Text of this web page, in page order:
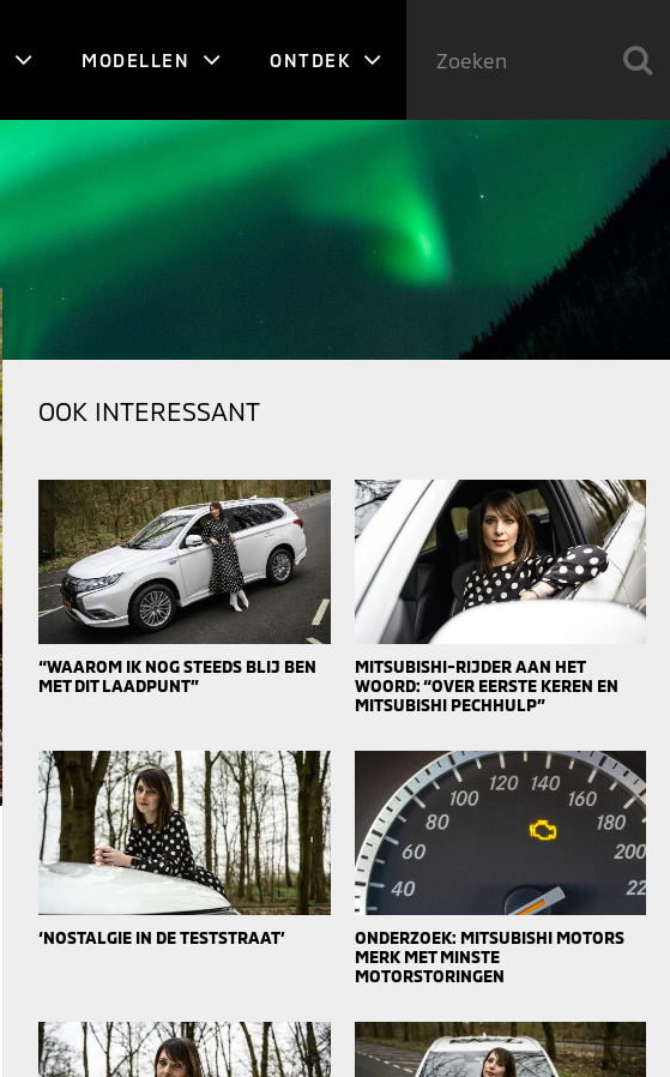
MODELLEN ONTDEK
OOK INTERESSANT
“WAAROM IK NOG STEEDS BLIJ BEN
MET DIT LAADPUNT”
MITSUBISHI-RIJDER AAN HET
WOORD: “OVER EERSTE KEREN EN
MITSUBISHI PECHHULP”
‘NOSTALGIE IN DE TESTSTRAAT’
ONDERZOEK: MITSUBISHI MOTORS
MERK MET MINSTE
MOTORSTORINGEN